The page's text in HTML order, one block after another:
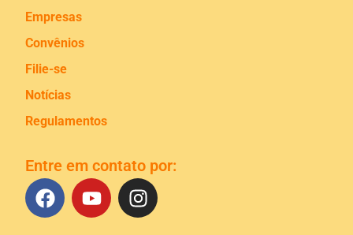
Empresas
Convênios
Filie-se
Notícias
Regulamentos
Entre em contato por: